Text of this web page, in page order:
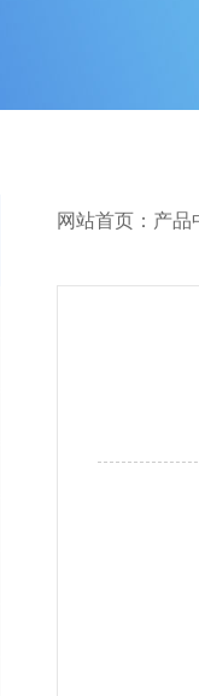
网站首页：产品